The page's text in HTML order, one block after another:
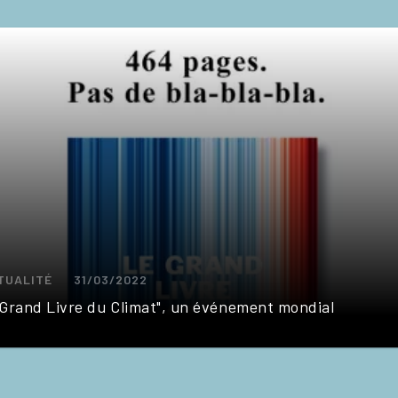
31/03/2022
Livre du Climat", un événement mondial